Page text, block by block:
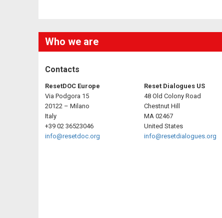
Who we are
Contacts
ResetDOC Europe
Via Podgora 15
20122 – Milano
Italy
+39 02 36523046
info@resetdoc.org
Reset Dialogues US
48 Old Colony Road
Chestnut Hill
MA 02467
United States
info@resetdialogues.org